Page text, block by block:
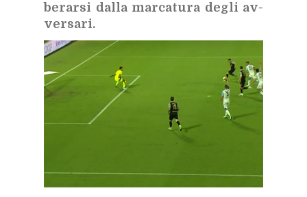
be­rar­si dal­la mar­ca­tu­ra de­gli av­
ver­sa­ri.